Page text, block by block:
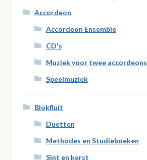
Accordeon
Accordeon Ensemble
CD's
Muziek voor twee accordeons
Speelmuziek
Blokfluit
Duetten
Methodes en Studieboeken
Sint en kerst